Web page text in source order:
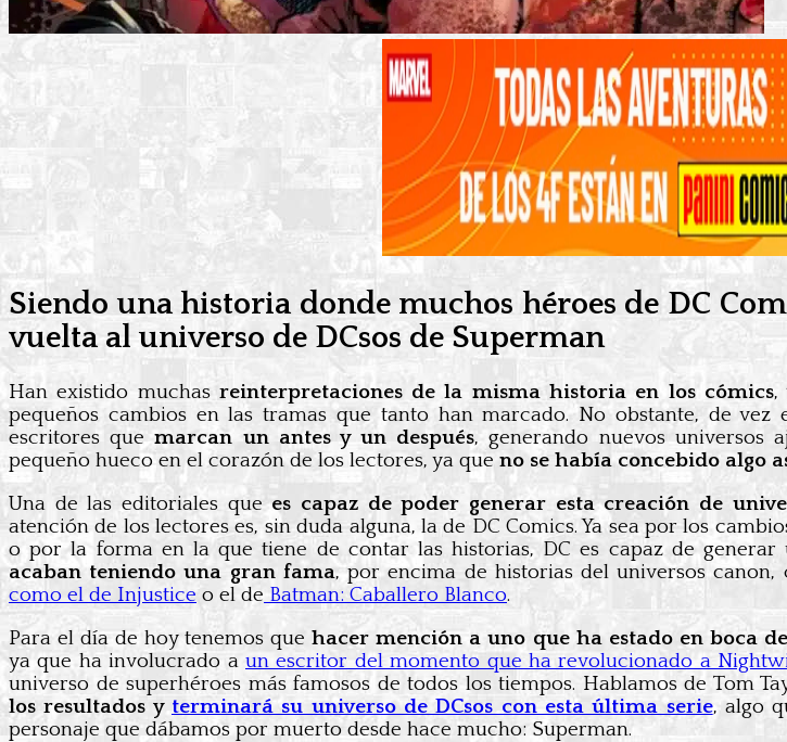
Siendo una historia donde muchos héroes de DC
vuelta al universo de DCsos de Superman
Han existido muchasreinterpretaciones de la misma historia en los cómics,
pequeños cambios en las tramas que tanto han marcado. No obstante, de vez
escritores quemarcan un antes y un después, generando nuevos universos
pequeño hueco en el corazón de los lectores, ya que no se había concebido algo
Una de las editoriales quees capaz de poder generar esta creación de
atención de los lectores es, sin duda alguna, la de DC Comics. Ya sea por los
o por la forma en la que tiene de contar las historias, DC es capaz de generar
acaban teniendo una gran fama, por encima de historias del universos
como el de Injusticeo el de Batman: Caballero Blanco.
Para el día de hoy tenemos quehacer mención a uno que ha estado en boca
ya que ha involucrado a un escritor del momento que ha revolucionado a
universo de superhéroes más famosos de todos los tiempos. Hablamos de Tom
los resultados y terminará su universo de DCsos con esta última serie, algo
personaje que dábamos por muerto desde hace mucho: Superman.